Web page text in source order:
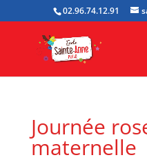
02.96.74.12.91
Journée
maternelle